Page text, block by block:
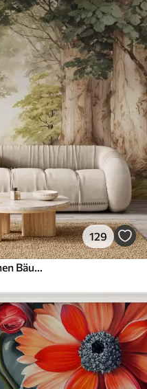
129